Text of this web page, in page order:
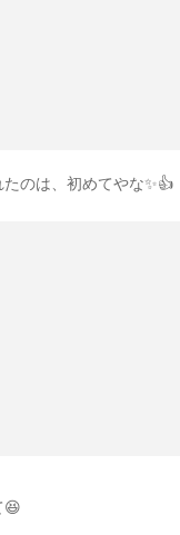
のは、初めてやな✨👍
😆